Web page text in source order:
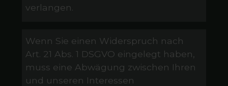
verlangen.
Wenn Sie einen Widerspruch nach
Art. 21 Abs. 1 DSGVO eingelegt haben,
muss eine Abwägung zwischen Ihren
und unseren Interessen